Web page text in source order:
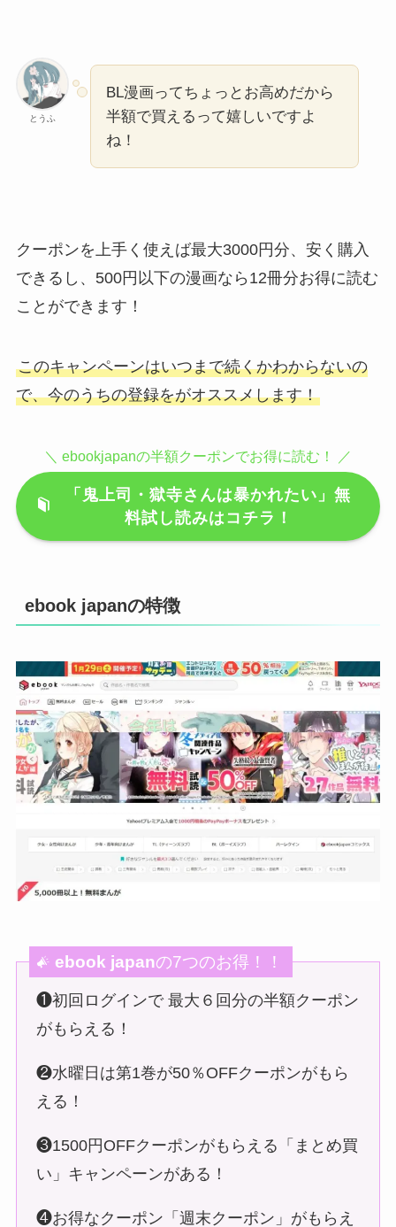
とうふ
BL漫画ってちょっとお高めだから
半額で買えるって嬉しいですよ
ね！
クーポンを上手く使えば最大3000円分、安く購入
できるし、500円以下の漫画なら12冊分お得に読む
ことができます！
このキャンペーンはいつまで続くかわからないの
で、今のうちの登録をがオススメします！
＼ ebookjapanの半額クーポンでお得に読む！ ／
「鬼上司・獄寺さんは暴かれたい」無
料試し読みはコチラ！
ebook japanの特徴
ebook japanの7つのお得！！
❶初回ログインで 最大６回分の半額クーポン
がもらえる！
❷水曜日は第1巻が50％OFFクーポンがもら
える！
❸1500円OFFクーポンがもらえる「まとめ買
い」キャンペーンがある！
❹お得なクーポン「週末クーポン」がもらえ